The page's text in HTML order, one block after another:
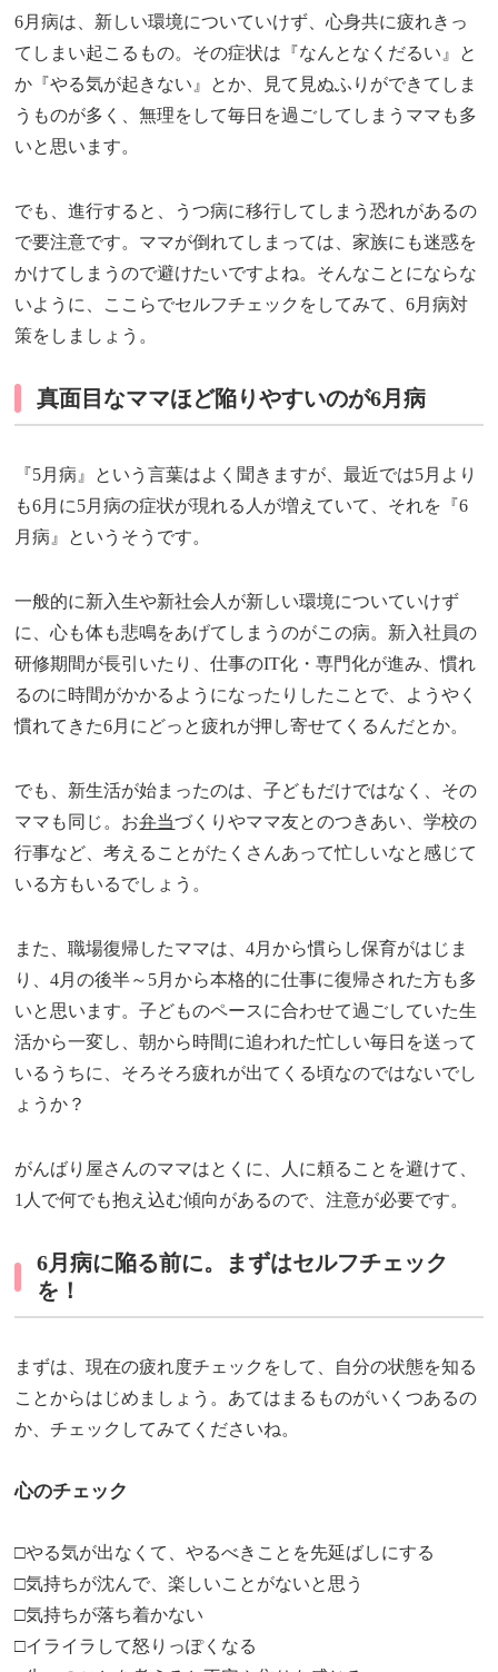
6月病は、新しい環境についていけず、心身共に疲れきっ
てしまい起こるもの。その症状は『なんとなくだるい』と
か『やる気が起きない』とか、見て見ぬふりができてしま
うものが多く、無理をして毎日を過ごしてしまうママも多
いと思います。
でも、進行すると、うつ病に移行してしまう恐れがあるの
で要注意です。ママが倒れてしまっては、家族にも迷惑を
かけてしまうので避けたいですよね。そんなことにならな
いように、ここらでセルフチェックをしてみて、6月病対
策をしましょう。
真面目なママほど陥りやすいのが6月病
『5月病』という言葉はよく聞きますが、最近では5月より
も6月に5月病の症状が現れる人が増えていて、それを『6
月病』というそうです。
一般的に新入生や新社会人が新しい環境についていけず
に、心も体も悲鳴をあげてしまうのがこの病。新入社員の
研修期間が長引いたり、仕事のIT化・専門化が進み、慣れ
るのに時間がかかるようになったりしたことで、ようやく
慣れてきた6月にどっと疲れが押し寄せてくるんだとか。
でも、新生活が始まったのは、子どもだけではなく、その
ママも同じ。お弁当づくりやママ友とのつきあい、学校の
行事など、考えることがたくさんあって忙しいなと感じて
いる方もいるでしょう。
また、職場復帰したママは、4月から慣らし保育がはじま
り、4月の後半～5月から本格的に仕事に復帰された方も多
いと思います。子どものペースに合わせて過ごしていた生
活から一変し、朝から時間に追われた忙しい毎日を送って
いるうちに、そろそろ疲れが出てくる頃なのではないでし
ょうか？
がんばり屋さんのママはとくに、人に頼ることを避けて、
1人で何でも抱え込む傾向があるので、注意が必要です。
6月病に陥る前に。まずはセルフチェック
を！
まずは、現在の疲れ度チェックをして、自分の状態を知る
ことからはじめましょう。あてはまるものがいくつあるの
か、チェックしてみてくださいね。
心のチェック
□やる気が出なくて、やるべきことを先延ばしにする
□気持ちが沈んで、楽しいことがないと思う
□気持ちが落ち着かない
□イライラして怒りっぽくなる